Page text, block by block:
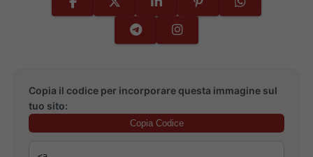
Copia il codice per incorporare questa immagine sul
tuo sito:
Copia Codice